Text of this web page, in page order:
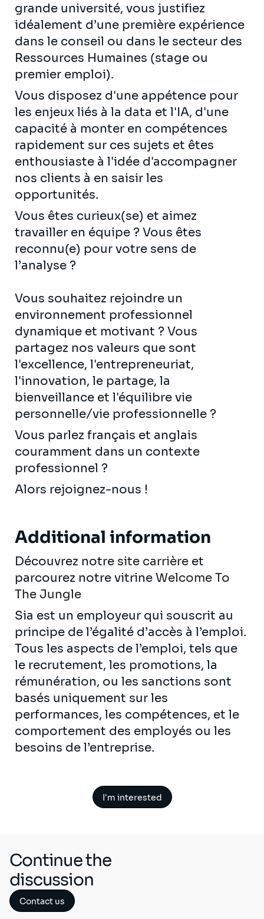
grande université, vous justifiez
idéalement d’une première expérience
dans le conseil ou dans le secteur des
Ressources Humaines (stage ou
premier emploi).
Vous disposez d'une appétence pour
les enjeux liés à la data et l'IA, d'une
capacité à monter en compétences
rapidement sur ces sujets et êtes
enthousiaste à l'idée d'accompagner
nos clients à en saisir les
opportunités.
Vous êtes curieux(se) et aimez
travailler en équipe ? Vous êtes
reconnu(e) pour votre sens de
l’analyse ?
Vous souhaitez rejoindre un
environnement professionnel
dynamique et motivant ? Vous
partagez nos valeurs que sont
l'excellence, l'entrepreneuriat,
l'innovation, le partage, la
bienveillance et l'équilibre vie
personnelle/vie professionnelle ?
Vous parlez français et anglais
couramment dans un contexte
professionnel ?
Alors rejoignez-nous !
Additional information
Découvrez notre site carrière et
parcourez notre vitrine Welcome To
The Jungle
Sia est un employeur qui souscrit au
principe de l’égalité d’accès à l’emploi.
Tous les aspects de l’emploi, tels que
le recrutement, les promotions, la
rémunération, ou les sanctions sont
basés uniquement sur les
performances, les compétences, et le
comportement des employés ou les
besoins de l’entreprise.
I'm interested
Continue the
discussion
Contact us